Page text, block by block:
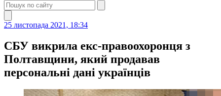
25 листопада 2021, 18:34
СБУ викрила екс-правоохоронця з
Полтавщини, який продавав
персональні дані українців